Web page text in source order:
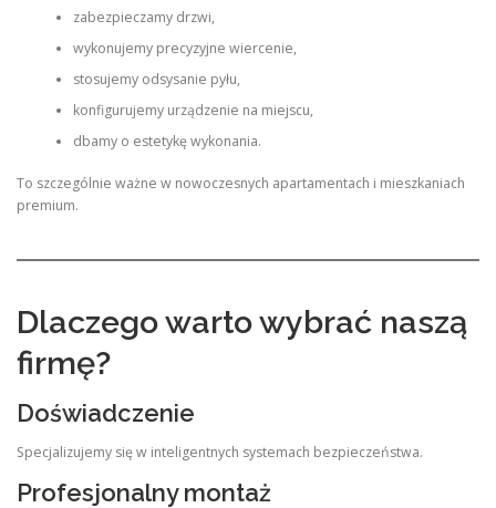
zabezpieczamy drzwi,
wykonujemy precyzyjne wiercenie,
stosujemy odsysanie pyłu,
konfigurujemy urządzenie na miejscu,
dbamy o estetykę wykonania.
To szczególnie ważne w nowoczesnych apartamentach i mieszkaniach
premium.
Dlaczego warto wybrać naszą
firmę?
Doświadczenie
Specjalizujemy się w inteligentnych systemach bezpieczeństwa.
Profesjonalny montaż